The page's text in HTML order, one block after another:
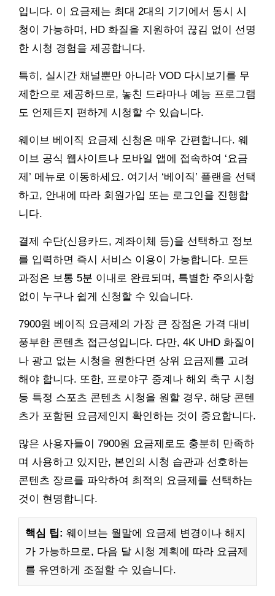
입니다. 이 요금제는 최대 2대의 기기에서 동시 시
청이 가능하며, HD 화질을 지원하여 끊김 없이 선명
한 시청 경험을 제공합니다.
특히, 실시간 채널뿐만 아니라 VOD 다시보기를 무
제한으로 제공하므로, 놓친 드라마나 예능 프로그램
도 언제든지 편하게 시청할 수 있습니다.
웨이브 베이직 요금제 신청은 매우 간편합니다. 웨
이브 공식 웹사이트나 모바일 앱에 접속하여 ‘요금
제’ 메뉴로 이동하세요. 여기서 ‘베이직’ 플랜을 선택
하고, 안내에 따라 회원가입 또는 로그인을 진행합
니다.
결제 수단(신용카드, 계좌이체 등)을 선택하고 정보
를 입력하면 즉시 서비스 이용이 가능합니다. 모든
과정은 보통 5분 이내로 완료되며, 특별한 주의사항
없이 누구나 쉽게 신청할 수 있습니다.
7900원 베이직 요금제의 가장 큰 장점은 가격 대비
풍부한 콘텐츠 접근성입니다. 다만, 4K UHD 화질이
나 광고 없는 시청을 원한다면 상위 요금제를 고려
해야 합니다. 또한, 프로야구 중계나 해외 축구 시청
등 특정 스포츠 콘텐츠 시청을 원할 경우, 해당 콘텐
츠가 포함된 요금제인지 확인하는 것이 중요합니다.
많은 사용자들이 7900원 요금제로도 충분히 만족하
며 사용하고 있지만, 본인의 시청 습관과 선호하는
콘텐츠 장르를 파악하여 최적의 요금제를 선택하는
것이 현명합니다.
핵심 팁: 웨이브는 월말에 요금제 변경이나 해지
가 가능하므로, 다음 달 시청 계획에 따라 요금제
를 유연하게 조절할 수 있습니다.